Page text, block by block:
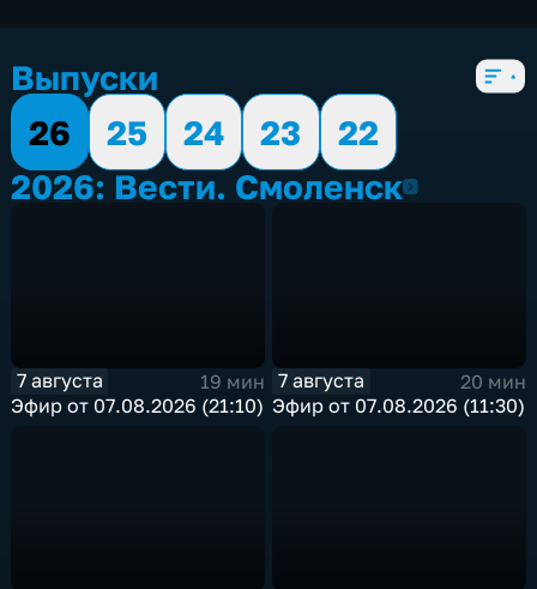
Выпуски
26
25 24 23
22
2026: Вести. Смоленск2026
7 августа
19 мин
Эфир от 07.08.2026 (21:10)
7 августа
20 мин
Эфир от 07.08.2026 (11:30)